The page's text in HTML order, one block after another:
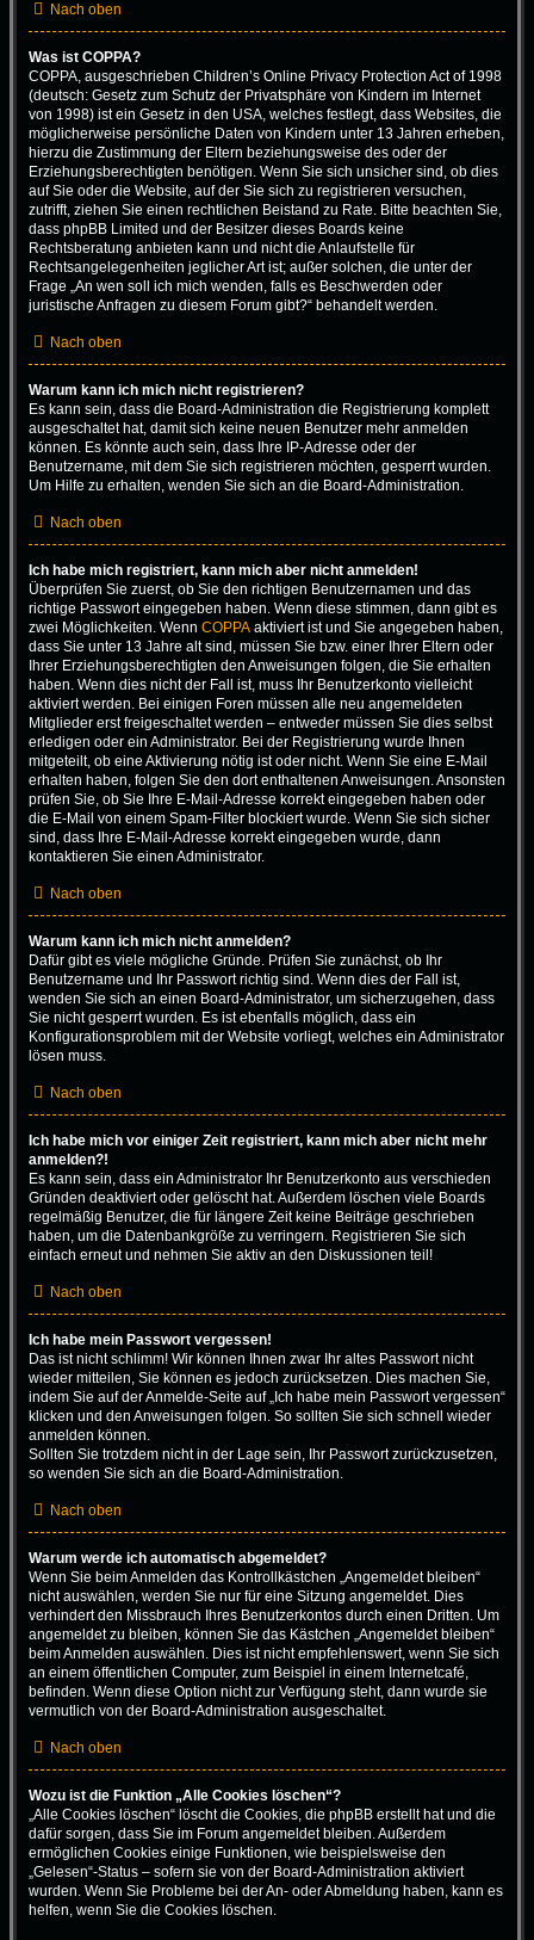
Nach oben
Was ist COPPA?
COPPA, ausgeschrieben Children’s Online Privacy Protection Act of 1998
(deutsch: Gesetz zum Schutz der Privatsphäre von Kindern im Internet
von 1998) ist ein Gesetz in den USA, welches festlegt, dass Websites, die
möglicherweise persönliche Daten von Kindern unter 13 Jahren erheben,
hierzu die Zustimmung der Eltern beziehungsweise des oder der
Erziehungsberechtigten benötigen. Wenn Sie sich unsicher sind, ob dies
auf Sie oder die Website, auf der Sie sich zu registrieren versuchen,
zutrifft, ziehen Sie einen rechtlichen Beistand zu Rate. Bitte beachten Sie,
dass phpBB Limited und der Besitzer dieses Boards keine
Rechtsberatung anbieten kann und nicht die Anlaufstelle für
Rechtsangelegenheiten jeglicher Art ist; außer solchen, die unter der
Frage „An wen soll ich mich wenden, falls es Beschwerden oder
juristische Anfragen zu diesem Forum gibt?“ behandelt werden.
Nach oben
Warum kann ich mich nicht registrieren?
Es kann sein, dass die Board-Administration die Registrierung komplett
ausgeschaltet hat, damit sich keine neuen Benutzer mehr anmelden
können. Es könnte auch sein, dass Ihre IP-Adresse oder der
Benutzername, mit dem Sie sich registrieren möchten, gesperrt wurden.
Um Hilfe zu erhalten, wenden Sie sich an die Board-Administration.
Nach oben
Ich habe mich registriert, kann mich aber nicht anmelden!
Überprüfen Sie zuerst, ob Sie den richtigen Benutzernamen und das
richtige Passwort eingegeben haben. Wenn diese stimmen, dann gibt es
zwei Möglichkeiten. Wenn COPPA aktiviert ist und Sie angegeben haben,
dass Sie unter 13 Jahre alt sind, müssen Sie bzw. einer Ihrer Eltern oder
Ihrer Erziehungsberechtigten den Anweisungen folgen, die Sie erhalten
haben. Wenn dies nicht der Fall ist, muss Ihr Benutzerkonto vielleicht
aktiviert werden. Bei einigen Foren müssen alle neu angemeldeten
Mitglieder erst freigeschaltet werden – entweder müssen Sie dies selbst
erledigen oder ein Administrator. Bei der Registrierung wurde Ihnen
mitgeteilt, ob eine Aktivierung nötig ist oder nicht. Wenn Sie eine E-Mail
erhalten haben, folgen Sie den dort enthaltenen Anweisungen. Ansonsten
prüfen Sie, ob Sie Ihre E-Mail-Adresse korrekt eingegeben haben oder
die E-Mail von einem Spam-Filter blockiert wurde. Wenn Sie sich sicher
sind, dass Ihre E-Mail-Adresse korrekt eingegeben wurde, dann
kontaktieren Sie einen Administrator.
Nach oben
Warum kann ich mich nicht anmelden?
Dafür gibt es viele mögliche Gründe. Prüfen Sie zunächst, ob Ihr
Benutzername und Ihr Passwort richtig sind. Wenn dies der Fall ist,
wenden Sie sich an einen Board-Administrator, um sicherzugehen, dass
Sie nicht gesperrt wurden. Es ist ebenfalls möglich, dass ein
Konfigurationsproblem mit der Website vorliegt, welches ein Administrator
lösen muss.
Nach oben
Ich habe mich vor einiger Zeit registriert, kann mich aber nicht mehr
anmelden?!
Es kann sein, dass ein Administrator Ihr Benutzerkonto aus verschieden
Gründen deaktiviert oder gelöscht hat. Außerdem löschen viele Boards
regelmäßig Benutzer, die für längere Zeit keine Beiträge geschrieben
haben, um die Datenbankgröße zu verringern. Registrieren Sie sich
einfach erneut und nehmen Sie aktiv an den Diskussionen teil!
Nach oben
Ich habe mein Passwort vergessen!
Das ist nicht schlimm! Wir können Ihnen zwar Ihr altes Passwort nicht
wieder mitteilen, Sie können es jedoch zurücksetzen. Dies machen Sie,
indem Sie auf der Anmelde-Seite auf „Ich habe mein Passwort vergessen“
klicken und den Anweisungen folgen. So sollten Sie sich schnell wieder
anmelden können.
Sollten Sie trotzdem nicht in der Lage sein, Ihr Passwort zurückzusetzen,
so wenden Sie sich an die Board-Administration.
Nach oben
Warum werde ich automatisch abgemeldet?
Wenn Sie beim Anmelden das Kontrollkästchen „Angemeldet bleiben“
nicht auswählen, werden Sie nur für eine Sitzung angemeldet. Dies
verhindert den Missbrauch Ihres Benutzerkontos durch einen Dritten. Um
angemeldet zu bleiben, können Sie das Kästchen „Angemeldet bleiben“
beim Anmelden auswählen. Dies ist nicht empfehlenswert, wenn Sie sich
an einem öffentlichen Computer, zum Beispiel in einem Internetcafé,
befinden. Wenn diese Option nicht zur Verfügung steht, dann wurde sie
vermutlich von der Board-Administration ausgeschaltet.
Nach oben
Wozu ist die Funktion „Alle Cookies löschen“?
„Alle Cookies löschen“ löscht die Cookies, die phpBB erstellt hat und die
dafür sorgen, dass Sie im Forum angemeldet bleiben. Außerdem
ermöglichen Cookies einige Funktionen, wie beispielsweise den
„Gelesen“-Status – sofern sie von der Board-Administration aktiviert
wurden. Wenn Sie Probleme bei der An- oder Abmeldung haben, kann es
helfen, wenn Sie die Cookies löschen.